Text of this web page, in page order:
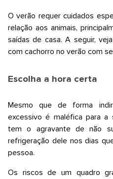
O verão requer cuidados
relação aos animais,
saídas de casa. A seguir,
com cachorro no verão com
Escolha a hora certa
Mesmo que de forma
excessivo é maléfica para
tem o agravante de não
refrigeração dele nos dias
pessoa.
Os riscos de um quadro